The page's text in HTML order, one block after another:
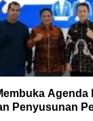
Agenda
Penyusunan